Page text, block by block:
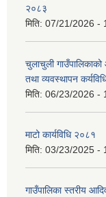
२०८३
मिति: 07/21/2026 -
चुलाचुली
तथा व्यवस्थापन
मिति: 06/23/2026 -
माटो कार्यविधि २०८१
मिति: 03/23/2025 -
गाउँपालिका स्तरीय